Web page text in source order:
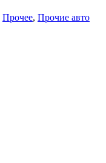
Прочее, Прочие авто